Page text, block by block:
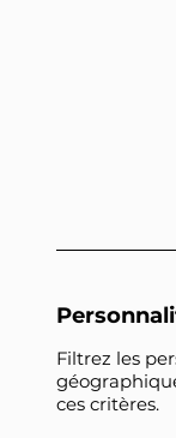
Filtrez les
ces critères.